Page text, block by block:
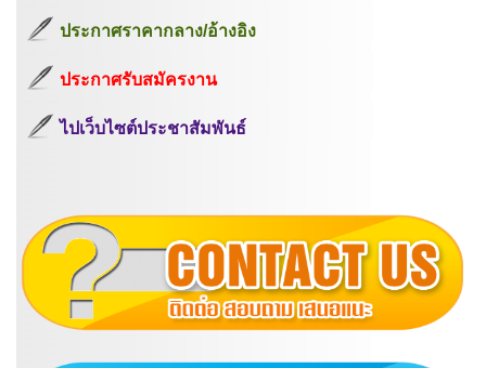
ประกาศราคากลาง/อ้างอิง
ประกาศรับสมัครงาน
ไปเว็บไซต์ประชาสัมพันธ์